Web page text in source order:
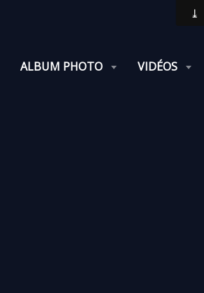
ALBUM PHOTO VIDÉOS